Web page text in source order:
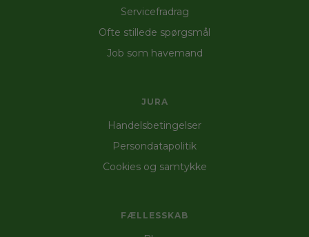
Servicefradrag
Ofte stillede spørgsmål
Job som havemand
JURA
Handelsbetingelser
Persondatapolitik
Cookies og samtykke
FÆLLESSKAB